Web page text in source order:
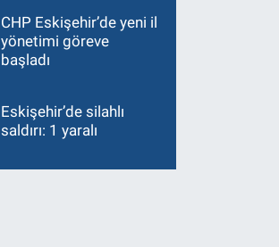
CHP Eskişehir’de yeni il
yönetimi göreve
başladı
Eskişehir’de silahlı
saldırı: 1 yaralı